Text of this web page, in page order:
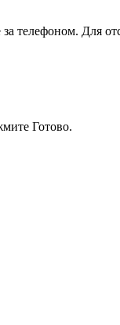
телефоном. Для
Готово.